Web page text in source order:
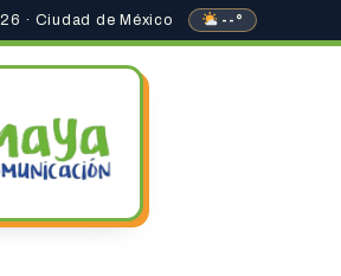
· Ciudad de México --°